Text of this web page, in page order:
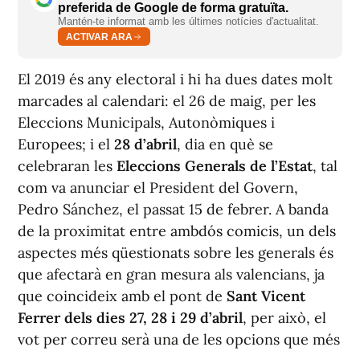
preferida de Google de forma gratuïta.
Mantén-te informat amb les últimes notícies d'actualitat.
ACTIVAR ARA
El 2019 és any electoral i hi ha dues dates molt
marcades al calendari: el 26 de maig, per les
Eleccions Municipals, Autonòmiques i
Europees; i el 28 d’abril, dia en què se
celebraran les Eleccions Generals de l’Estat, tal
com va anunciar el President del Govern,
Pedro Sánchez, el passat 15 de febrer. A banda
de la proximitat entre ambdós comicis, un dels
aspectes més qüestionats sobre les generals és
que afectarà en gran mesura als valencians, ja
que coincideix amb el pont de Sant Vicent
Ferrer dels dies 27, 28 i 29 d’abril, per això, el
vot per correu serà una de les opcions que més